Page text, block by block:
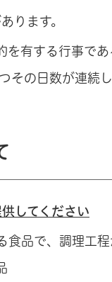
ります。
有する行事であ
その日数が連続
してください
食品で、調理工